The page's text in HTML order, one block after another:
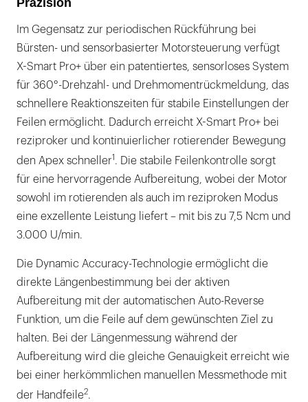
Im Gegensatz zur periodischen Rückführung bei
Bürsten- und sensorbasierter Motorsteuerung verfügt
X-Smart Pro+ über ein patentiertes, sensorloses System
für 360°-Drehzahl- und Drehmomentrückmeldung, das
schnellere Reaktionszeiten für stabile Einstellungen der
Feilen ermöglicht. Dadurch erreicht X-Smart Pro+ bei
reziproker und kontinuierlicher rotierender Bewegung
den Apex schneller1. Die stabile Feilenkontrolle sorgt
für eine hervorragende Aufbereitung, wobei der Motor
sowohl im rotierenden als auch im reziproken Modus
eine exzellente Leistung liefert – mit bis zu 7,5 Ncm und
3.000 U/min.
Die Dynamic Accuracy-Technologie ermöglicht die
direkte Längenbestimmung bei der aktiven
Aufbereitung mit der automatischen Auto-Reverse
Funktion, um die Feile auf dem gewünschten Ziel zu
halten. Bei der Längenmessung während der
Aufbereitung wird die gleiche Genauigkeit erreicht wie
bei einer herkömmlichen manuellen Messmethode mit
der Handfeile2.